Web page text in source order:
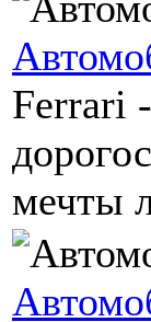
Ferrari
мечты